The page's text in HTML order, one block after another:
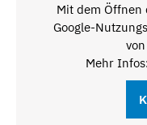
Mit dem Öffnen
Google-
Mehr Infos: